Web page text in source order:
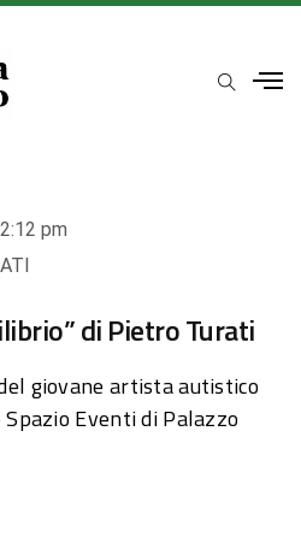
pm
di Pietro Turati
giovane artista autistico
Eventi di Palazzo